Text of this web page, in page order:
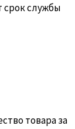
срок службы
товара за